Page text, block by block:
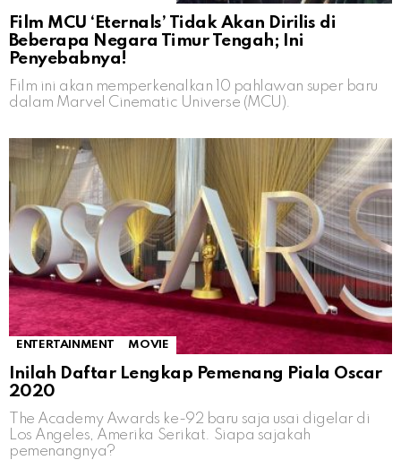
Film MCU ‘Eternals’ Tidak Akan Dirilis di
Beberapa Negara Timur Tengah; Ini
Penyebabnya!
Film ini akan memperkenalkan 10 pahlawan super baru
dalam Marvel Cinematic Universe (MCU).
ENTERTAINMENT MOVIE
Inilah Daftar Lengkap Pemenang Piala Oscar
2020
The Academy Awards ke-92 baru saja usai digelar di
Los Angeles, Amerika Serikat. Siapa sajakah
pemenangnya?